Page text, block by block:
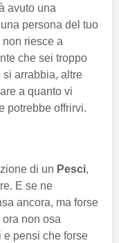
avuto una
persona del tuo
riesce a
che sei troppo
si arrabbia, altre
a quanto vi
potrebbe offrirvi.
di un Pesci,
E se ne
ancora, ma forse
non osa
pensi che forse